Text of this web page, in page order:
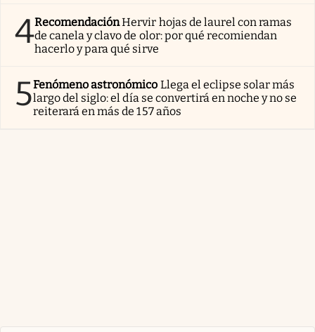
4RecomendaciónHervir hojas de laurel con ramas
de canela y clavo de olor: por qué recomiendan
hacerlo y para qué sirve
5Fenómeno astronómico Llega el eclipse solar más
largo del siglo: el día se convertirá en noche y no se
reiterará en más de 157 años